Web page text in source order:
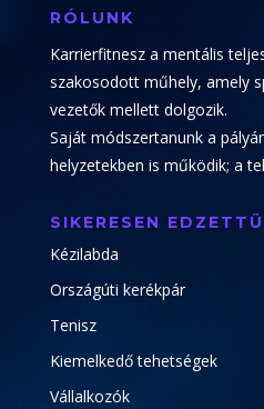
RÓLUNK
Karrierfitnesz a mentális
szakosodott műhely, amely
vezetők mellett dolgozik.
Saját módszertanunk a
helyzetekben is működik; a
SIKERESEN
Kézilabda
Országúti kerékpár
Tenisz
Kiemelkedő tehetségek
Vállalkozók